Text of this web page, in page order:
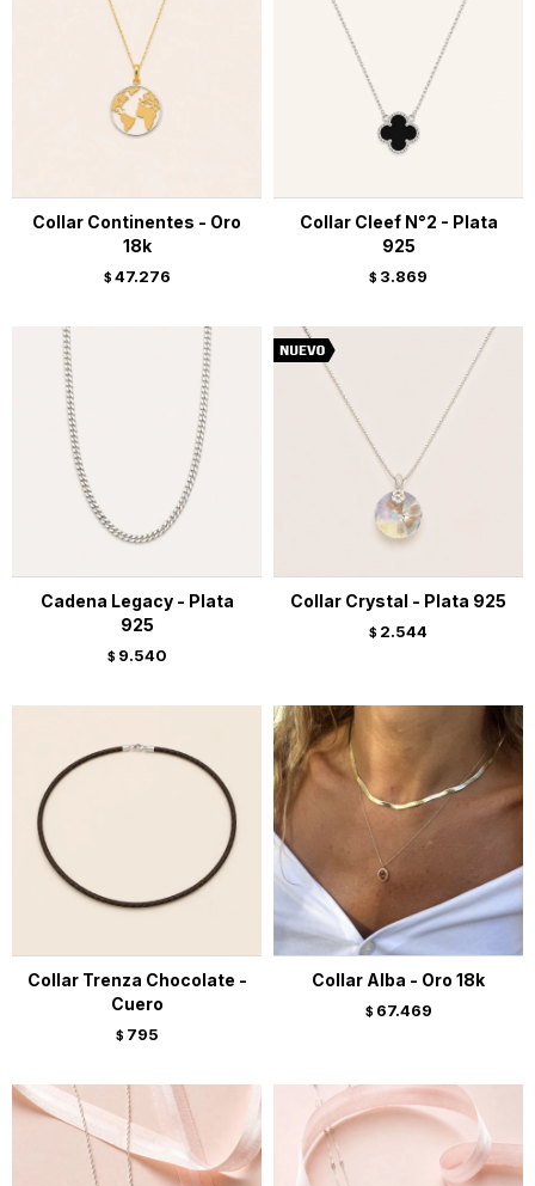
Collar Continentes - Oro
18k
$ 47.276
Collar Cleef N°2 - Plata
925
$ 3.869
Cadena Legacy - Plata
925
$ 9.540
Collar Crystal - Plata 925
$ 2.544
Collar Trenza Chocolate -
Cuero
$ 795
Collar Alba - Oro 18k
$ 67.469